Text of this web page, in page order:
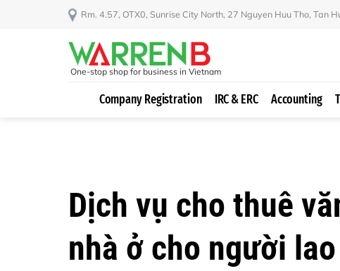
Rm. 4.57, OTX0, Sunrise City North, 27 Nguyen Huu Tho, Tan
One-stop shop for business in Vietnam
Company Registration IRC & ERC Accounting
Dịch vụ cho thuê
nhà ở cho người